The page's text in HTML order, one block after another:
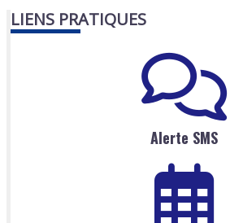
LIENS PRATIQUES
Alerte SMS